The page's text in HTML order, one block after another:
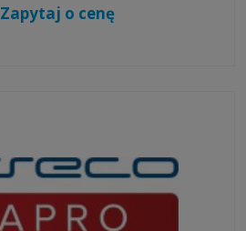
Zapytaj o cenę